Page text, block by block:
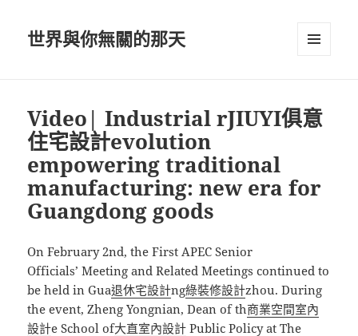
世界與你無關的那天
Video| Industrial rJIUYI俱意
住宅設計evolution
empowering traditional
manufacturing: new era for
Guangdong goods
On February 2nd, the First APEC Senior
Officials’ Meeting and Related Meetings continued to
be held in Gua退休宅設計ng綠裝修設計zhou. During
the event, Zheng Yongnian, Dean of th商業空間室內
設計e School of大直室內設計 Public Policy at The